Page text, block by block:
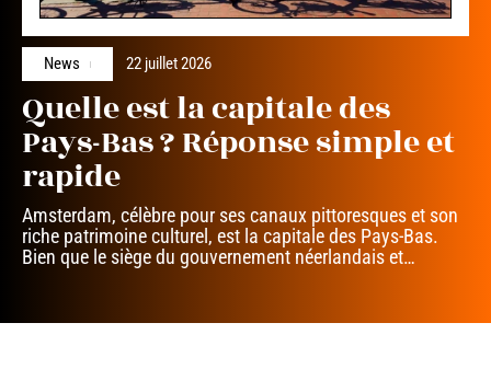
News 22 juillet 2026
Quelle est la capitale des
Pays-Bas ? Réponse simple et
rapide
Amsterdam, célèbre pour ses canaux pittoresques et son
riche patrimoine culturel, est la capitale des Pays-Bas.
Bien que le siège du gouvernement néerlandais et…